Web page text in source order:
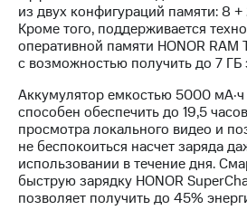
из двух конфигураций памяти: 8 +
Кроме того, поддерживается
оперативной памяти HONOR RAM
c возможностью получить до 7 ГБ
Аккумулятор емкостью 5000
способен обеспечить до 19,5
просмотра локального видео и
не беспокоиться насчет заряда
использовании в течение дня.
быструю зарядку HONOR
позволяет получить до 45%